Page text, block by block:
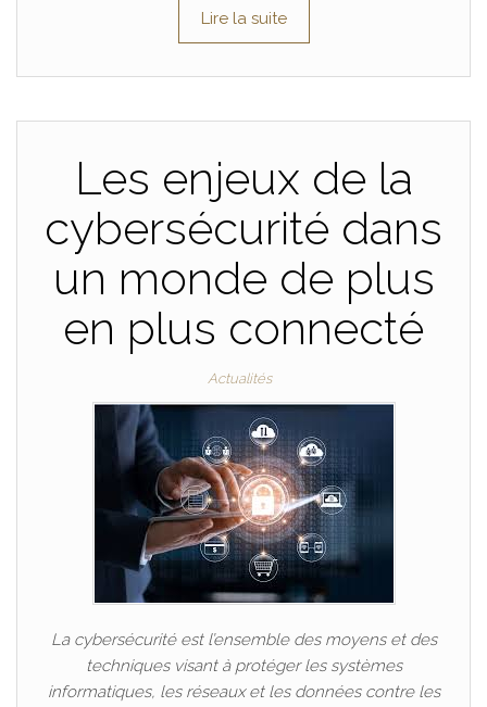
Lire la suite
Les enjeux de la
cybersécurité dans
un monde de plus
en plus connecté
Actualités
La cybersécurité est l’ensemble des moyens et des
techniques visant à protéger les systèmes
informatiques, les réseaux et les données contre les